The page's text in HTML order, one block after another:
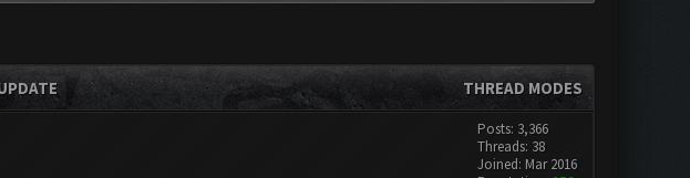
THREAD MODES
Posts: 3,366
Threads: 38
Joined: Mar 2016